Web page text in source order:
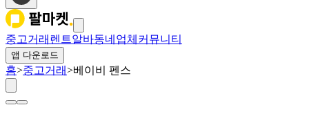
중고거래 렌트알바동네업체 커뮤니티
앱 다운로드
홈>중고거래>베이비 펜스